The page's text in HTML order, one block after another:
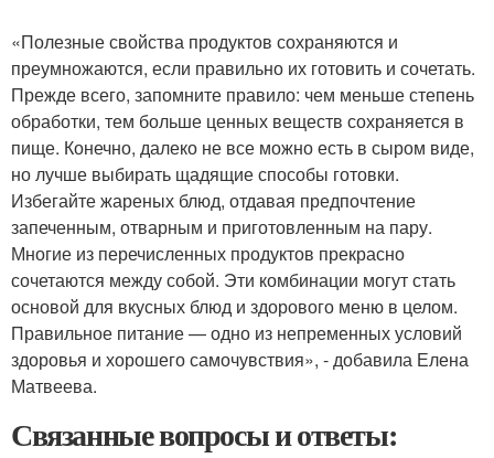
«Полезные свойства продуктов сохраняются и
преумножаются, если правильно их готовить и сочетать.
Прежде всего, запомните правило: чем меньше степень
обработки, тем больше ценных веществ сохраняется в
пище. Конечно, далеко не все можно есть в сыром виде,
но лучше выбирать щадящие способы готовки.
Избегайте жареных блюд, отдавая предпочтение
запеченным, отварным и приготовленным на пару.
Многие из перечисленных продуктов прекрасно
сочетаются между собой. Эти комбинации могут стать
основой для вкусных блюд и здорового меню в целом.
Правильное питание — одно из непременных условий
здоровья и хорошего самочувствия», - добавила Елена
Матвеева.
Связанные вопросы и ответы: